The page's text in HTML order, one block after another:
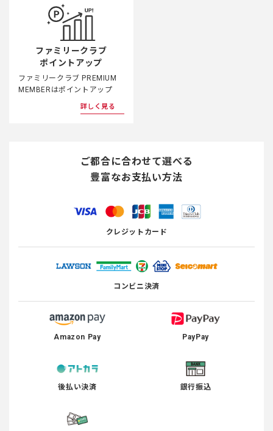
ファミリークラブ
ポイントアップ
ファミリークラブ PREMIUM
MEMBERはポイントアップ
詳しく見る
ご都合に合わせて選べる
豊富なお支払い方法
クレジットカード
コンビニ決済
Amazon Pay PayPay
後払い決済 銀行振込